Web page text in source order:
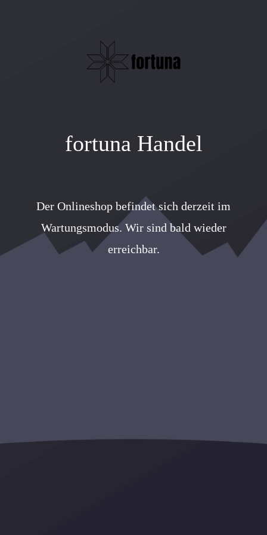
fortuna Handel
Der Onlineshop befindet sich derzeit im
Wartungsmodus. Wir sind bald wieder
erreichbar.